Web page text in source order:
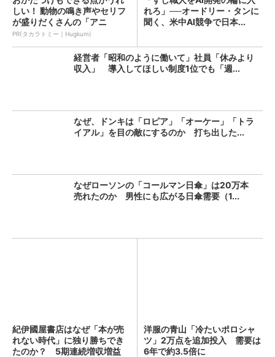
しい！ 動物の鳴き声やセリフ
が盛りだくさんの「アニ
ア ...
PR(タカラトミー｜Hugkum)
れろ」──オードリー・タンに
聞く、米中AI競争で日本...
経営者「昭和のように働いて」社員「休みより
収入」 導入してほしい制度1位でも「週...
なぜ、ドンキは「ロピア」「オーケー」「トラ
イアル」を目の敵にするのか 打ち出した...
なぜローソンの「コールマン日傘」は20万本
売れたのか 男性にも広がる日傘需要（1...
紀伊國屋書店はなぜ「本が売
れない時代」に独り勝ちでき
たのか？ 5期連続増収増益
洋服の青山「冷たいポロシャ
ツ」2万点を追加投入 需要は
6年で約3.5倍に